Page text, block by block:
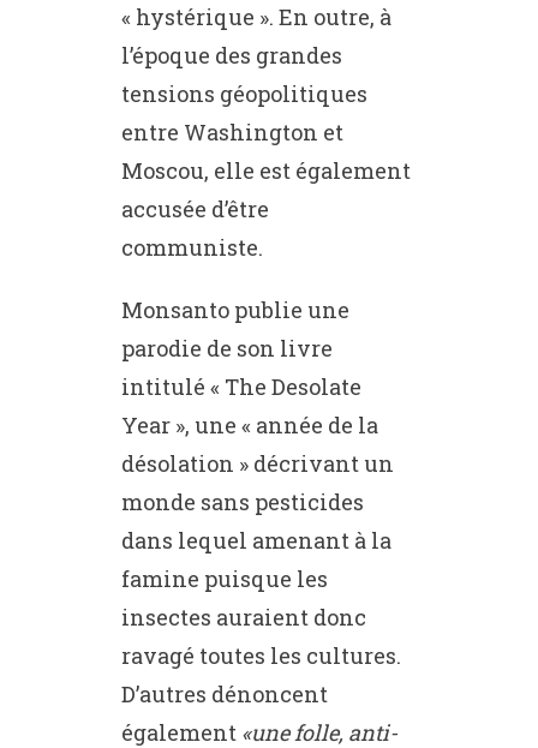
« hystérique ». En outre, à
l’époque des grandes
tensions géopolitiques
entre Washington et
Moscou, elle est également
accusée d’être
communiste.
Monsanto publie une
parodie de son livre
intitulé « The Desolate
Year », une « année de la
désolation » décrivant un
monde sans pesticides
dans lequel amenant à la
famine puisque les
insectes auraient donc
ravagé toutes les cultures.
D’autres dénoncent
également «une folle, anti-